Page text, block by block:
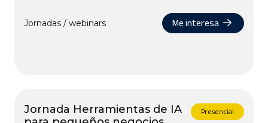
Jornadas / webinars Me interesa
Jornada Herramientas de IA
Presencial